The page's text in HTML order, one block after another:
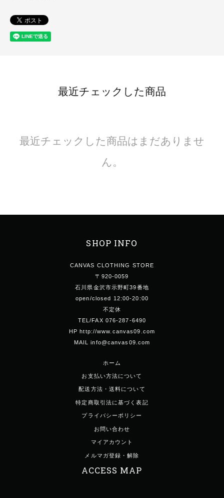
最近チェックした商品
最近チェックした商品はまだありませ
ん。
SHOP INFO
CANVAS CLOTHING STORE
〒920-0059
石川県金沢市示野町39番地
open/closed 12:00-20:00
不定休
TEL/FAX 076-287-6490
HP http://www.canvas09.com
MAIL info@canvas09.com
ホーム
お支払い方法について
配送方法・送料について
特定商取引法に基づく表記
プライバシーポリシー
お問い合わせ
マイアカウント
メルマガ登録・解除
ACCESS MAP